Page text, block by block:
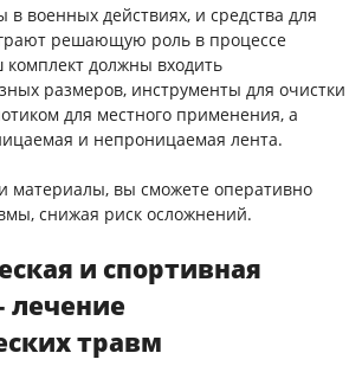
военных действиях, и средства для
решающую роль в процессе
должны входить
размеров, инструменты для очистки
для местного применения, а
и непроницаемая лента.
материалы, вы сможете оперативно
снижая риск осложнений.
и спортивная
лечение
травм